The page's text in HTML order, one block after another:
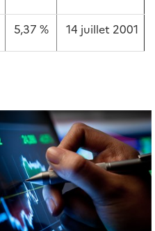
5,37 % 14 juillet 2001